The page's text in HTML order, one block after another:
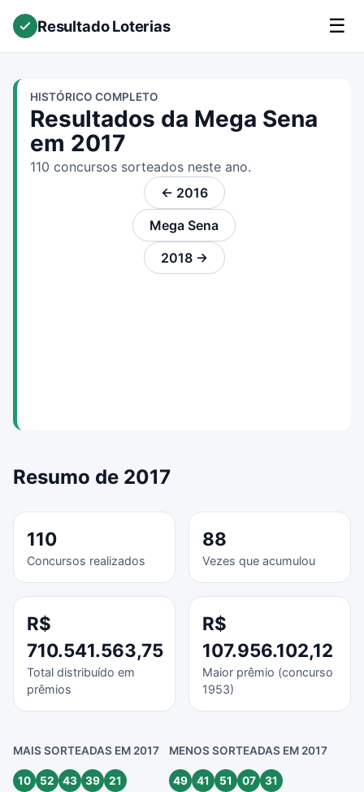
Resultado Loterias ☰
HISTÓRICO COMPLETO
Resultados da Mega Sena
em 2017
110 concursos sorteados neste ano.
← 2016
Mega Sena
2018 →
Resumo de 2017
110
Concursos realizados
88
Vezes que acumulou
R$
710.541.563,75
Total distribuído em
prêmios
R$
107.956.102,12
Maior prêmio (concurso
1953)
MAIS SORTEADAS EM 2017
10 52 43 39 21
MENOS SORTEADAS EM 2017
49 41 51 07 31